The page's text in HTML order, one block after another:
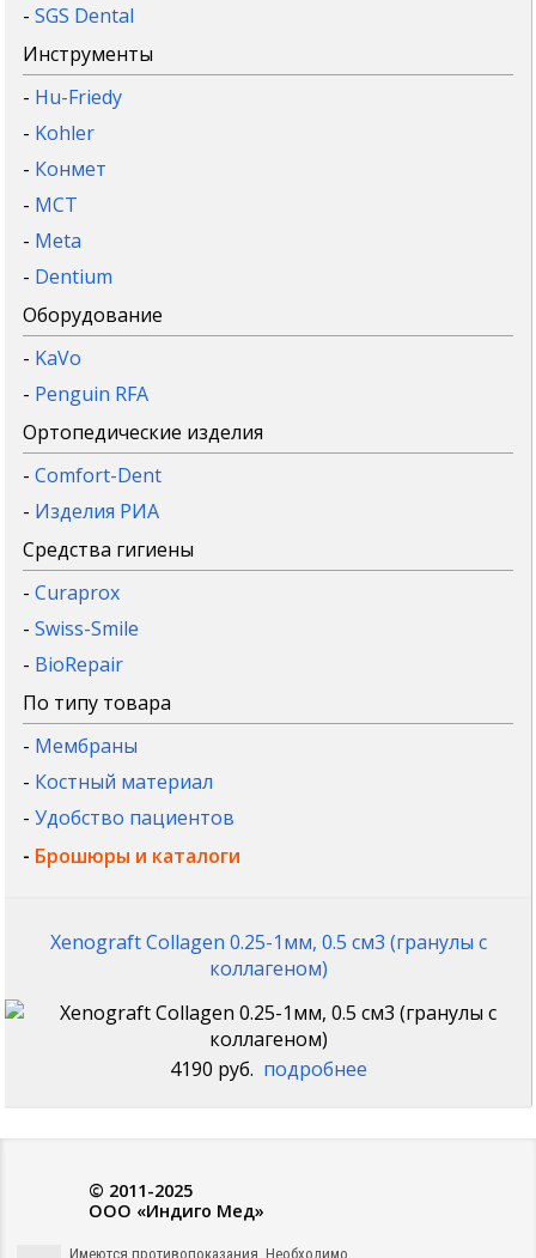
-SGS Dental
Инструменты
- Hu-Friedy
- Kohler
- Конмет
- MCT
- Meta
- Dentium
Оборудование
- KaVo
- Penguin RFA
Ортопедические изделия
-Comfort-Dent
- Изделия РИА
Средства гигиены
-Curaprox
-Swiss-Smile
- BioRepair
По типу товара
- Мембраны
- Костный материал
-Удобство пациентов
- Брошюры и каталоги
Xenograft Collagen 0.25-1мм, 0.5 см3 (гранулы с
коллагеном)
4190 руб. подробнее
© 2011-2025
ООО «Индиго Мед»
Имеются противопоказания. Необходимо